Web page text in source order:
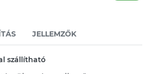
JELLEMZŐK
szállítható